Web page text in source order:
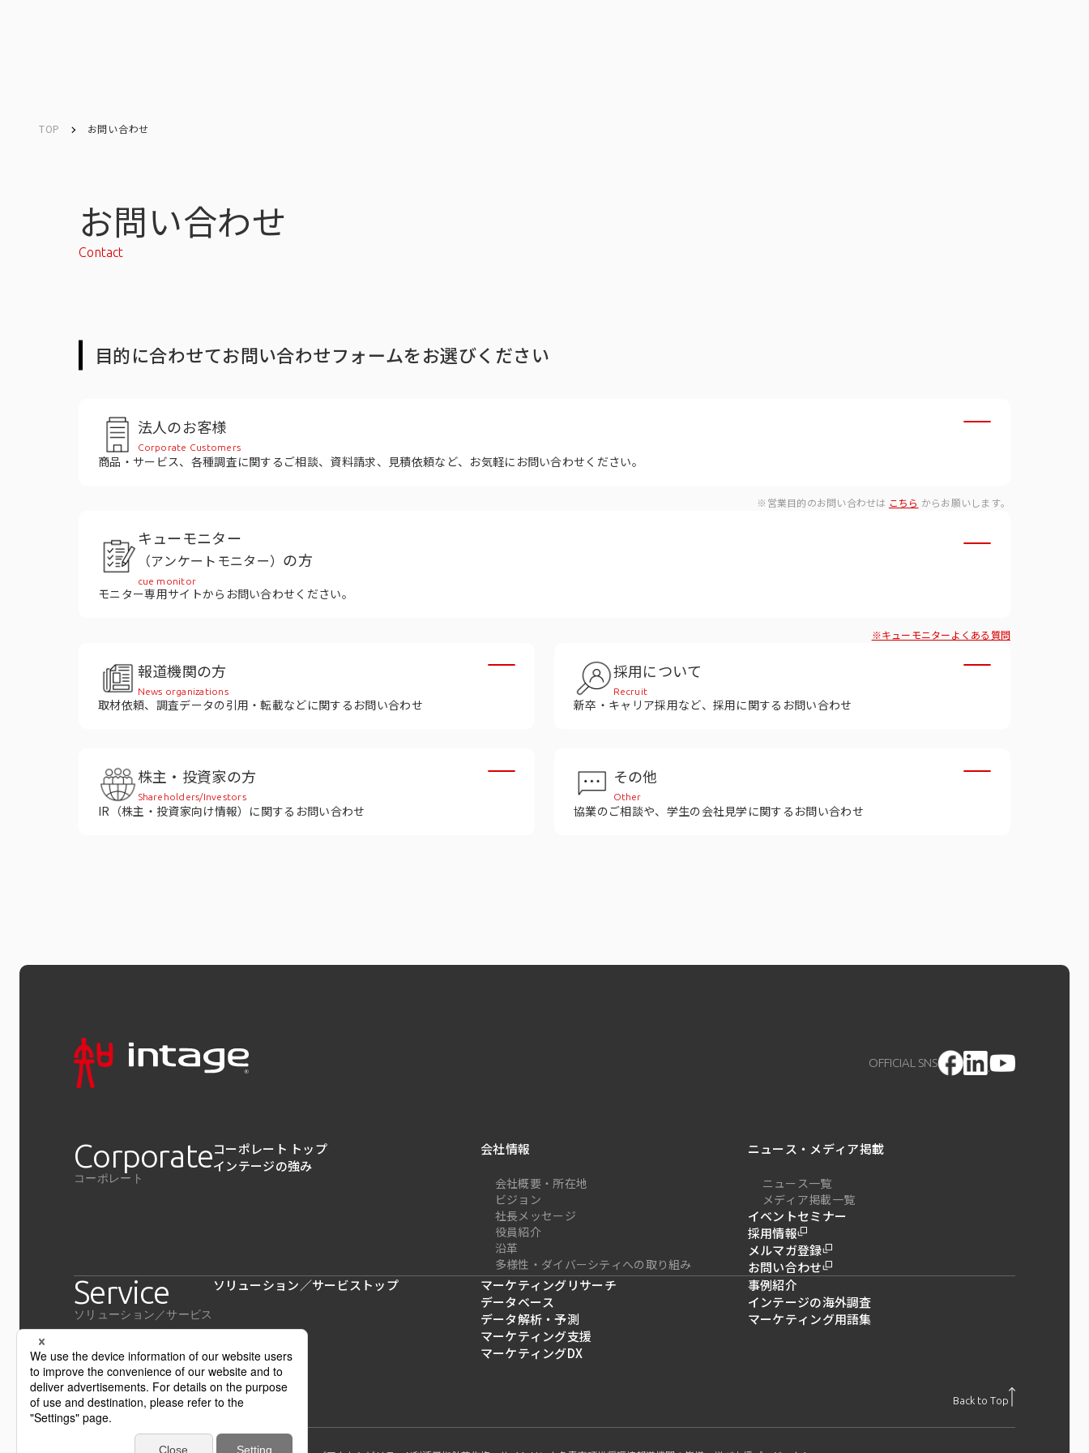
会社概要・所在地 ビジョン
役員紹介
TOP お問い合わせ
お問い合わせ
Contact
目的に合わせてお問い合わせフォームをお選びください
法人のお客様
Corporate Customers
商品・サービス、各種調査に関するご相談、資料請求、見積依頼など、お気軽にお問い合わせください。
※営業目的のお問い合わせは こちら からお願いします。
キューモニター
（アンケートモニター） の方
cue monitor
モニター専用サイトからお問い合わせください。
※キューモニターよくある質問
報道機関の方
News organizations
取材依頼、調査データの引用・転載などに関するお問い合わせ
採用について
Recruit
新卒・キャリア採用など、採用に関するお問い合わせ
株主・投資家の方
Shareholders/Investors
IR（株主・投資家向け情報）に関するお問い合わせ
その他
Other
協業のご相談や、学生の会社見学に関するお問い合わせ
OFFICIAL SNS
Corporate
コーポレート
コーポレート トップ
インテージの強み
会社情報
会社概要・所在地
ビジョン
社長メッセージ
役員紹介
沿革
多様性・ダイバーシティへの取り組み
ニュース・メディア掲載
ニュース一覧
メディア掲載一覧
イベントセミナー
採用情報
メルマガ登録
お問い合わせ
Service
ソリューション／サービス
ソリューション／サービストップ
マーケティングリサーチ
データベース
データ解析・予測
マーケティング支援
マーケティングDX
事例紹介
インテージの海外調査
マーケティング用語集
Back to Top